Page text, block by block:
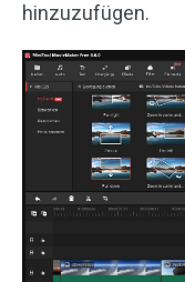
hinzuzufügen.